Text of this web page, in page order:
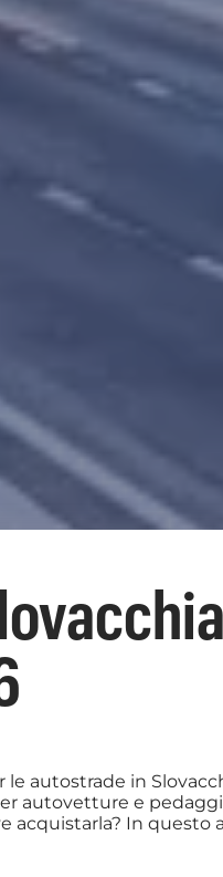
autostrade in
autovetture e
acquistarla? In